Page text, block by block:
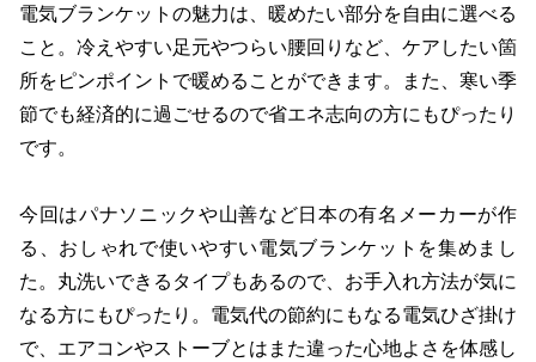
電気ブランケットの魅力は、暖めたい部分を自由に選べる
こと。冷えやすい足元やつらい腰回りなど、ケアしたい箇
所をピンポイントで暖めることができます。また、寒い季
節でも経済的に過ごせるので省エネ志向の方にもぴったり
です。
今回はパナソニックや山善など日本の有名メーカーが作
る、おしゃれで使いやすい電気ブランケットを集めまし
た。丸洗いできるタイプもあるので、お手入れ方法が気に
なる方にもぴったり。電気代の節約にもなる電気ひざ掛け
で、エアコンやストーブとはまた違った心地よさを体感し